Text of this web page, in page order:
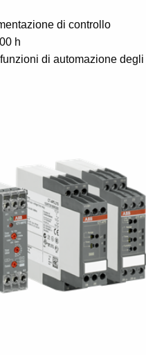
di controllo
h
di automazione degli